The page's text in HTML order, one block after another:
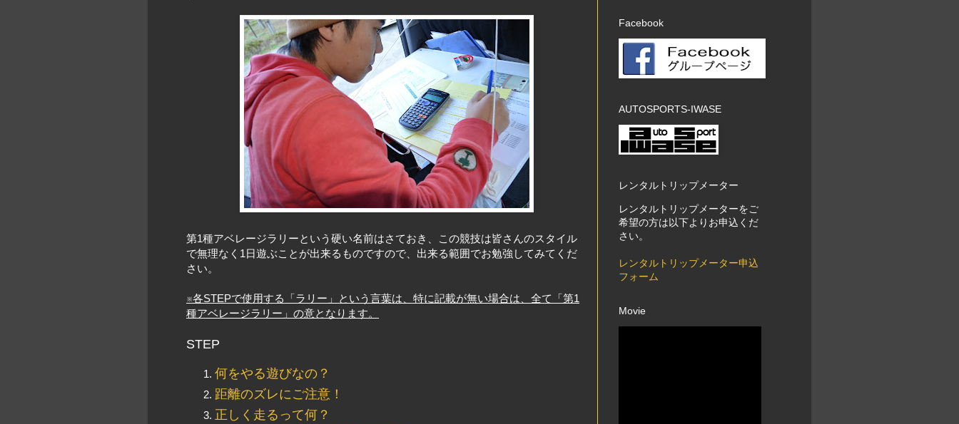
第1種アベレージラリーという硬い名前はさておき、この競技は皆さんのスタイル
で無理なく1日遊ぶことが出来るものですので、出来る範囲でお勉強してみてくだ
さい。
※各STEPで使用する「ラリー」という言葉は、特に記載が無い場合は、全て「第1
種アベレージラリー」の意となります。
STEP
何をやる遊びなの？
距離のズレにご注意！
正しく走るって何？
Facebook
AUTOSPORTS-IWASE
レンタルトリップメーター
レンタルトリップメーターをご
希望の方は以下よりお申込くだ
さい。
レンタルトリップメーター申込
フォーム
Movie